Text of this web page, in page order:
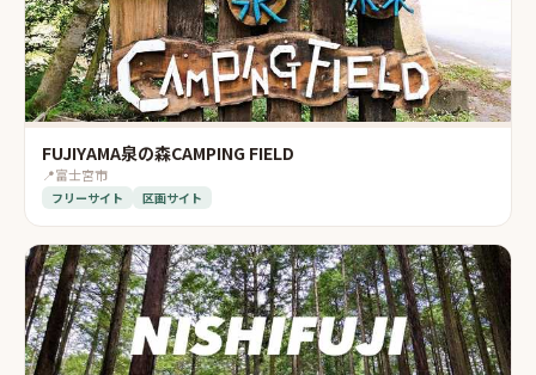
FUJIYAMA泉の森CAMPING FIELD
📍富士宮市
フリーサイト 区画サイト